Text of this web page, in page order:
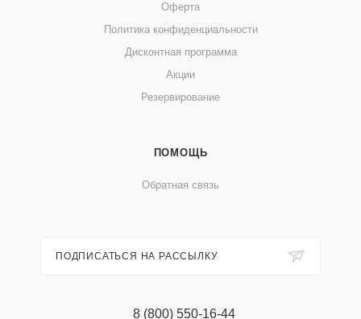
Оферта
Политика конфиденциальности
Дисконтная программа
Акции
Резервирование
ПОМОЩЬ
Обратная связь
ПОДПИСАТЬСЯ НА РАССЫЛКУ
8 (800) 550-16-44